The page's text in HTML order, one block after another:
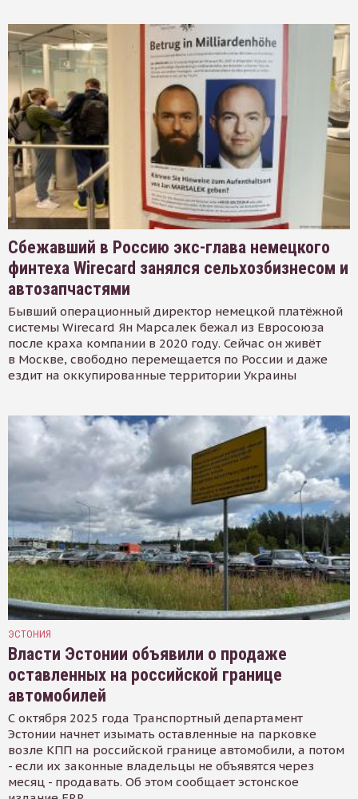
Сбежавший в Россию экс-глава немецкого
финтеха Wirecard занялся сельхозбизнесом и
автозапчастями
Бывший операционный директор немецкой платёжной
системы Wirecard Ян Марсалек бежал из Евросоюза
после краха компании в 2020 году. Сейчас он живёт
в Москве, свободно перемещается по России и даже
ездит на оккупированные территории Украины
ЭСТОНИЯ
Власти Эстонии объявили о продаже
оставленных на российской границе
автомобилей
С октября 2025 года Транспортный департамент
Эстонии начнет изымать оставленные на парковке
возле КПП на российской границе автомобили, а потом
- если их законные владельцы не объявятся через
месяц - продавать. Об этом сообщает эстонское